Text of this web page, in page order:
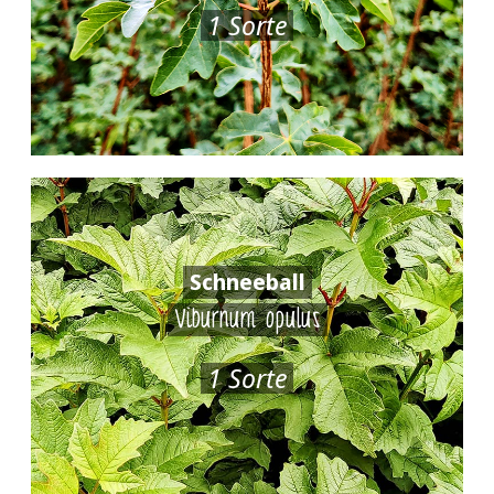
1 Sorte
Schneeball
Viburnum opulus
1 Sorte